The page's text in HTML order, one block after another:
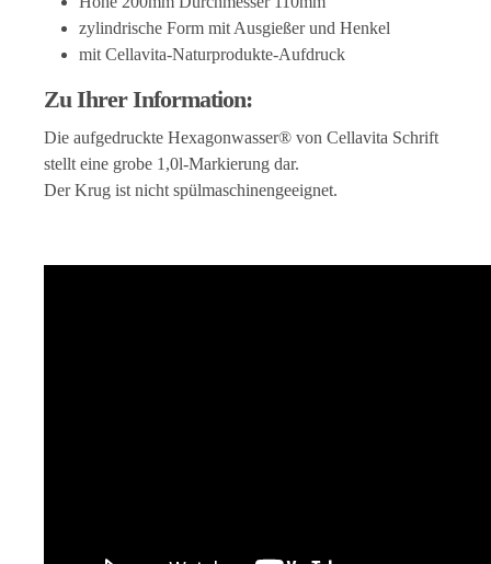
zylindrische Form mit Ausgießer und Henkel
mit Cellavita-Naturprodukte-Aufdruck
Zu Ihrer Information:
Die aufgedruckte Hexagonwasser® von Cellavita Schrift
stellt eine grobe 1,0l-Markierung dar.
Der Krug ist nicht spülmaschinengeeignet.